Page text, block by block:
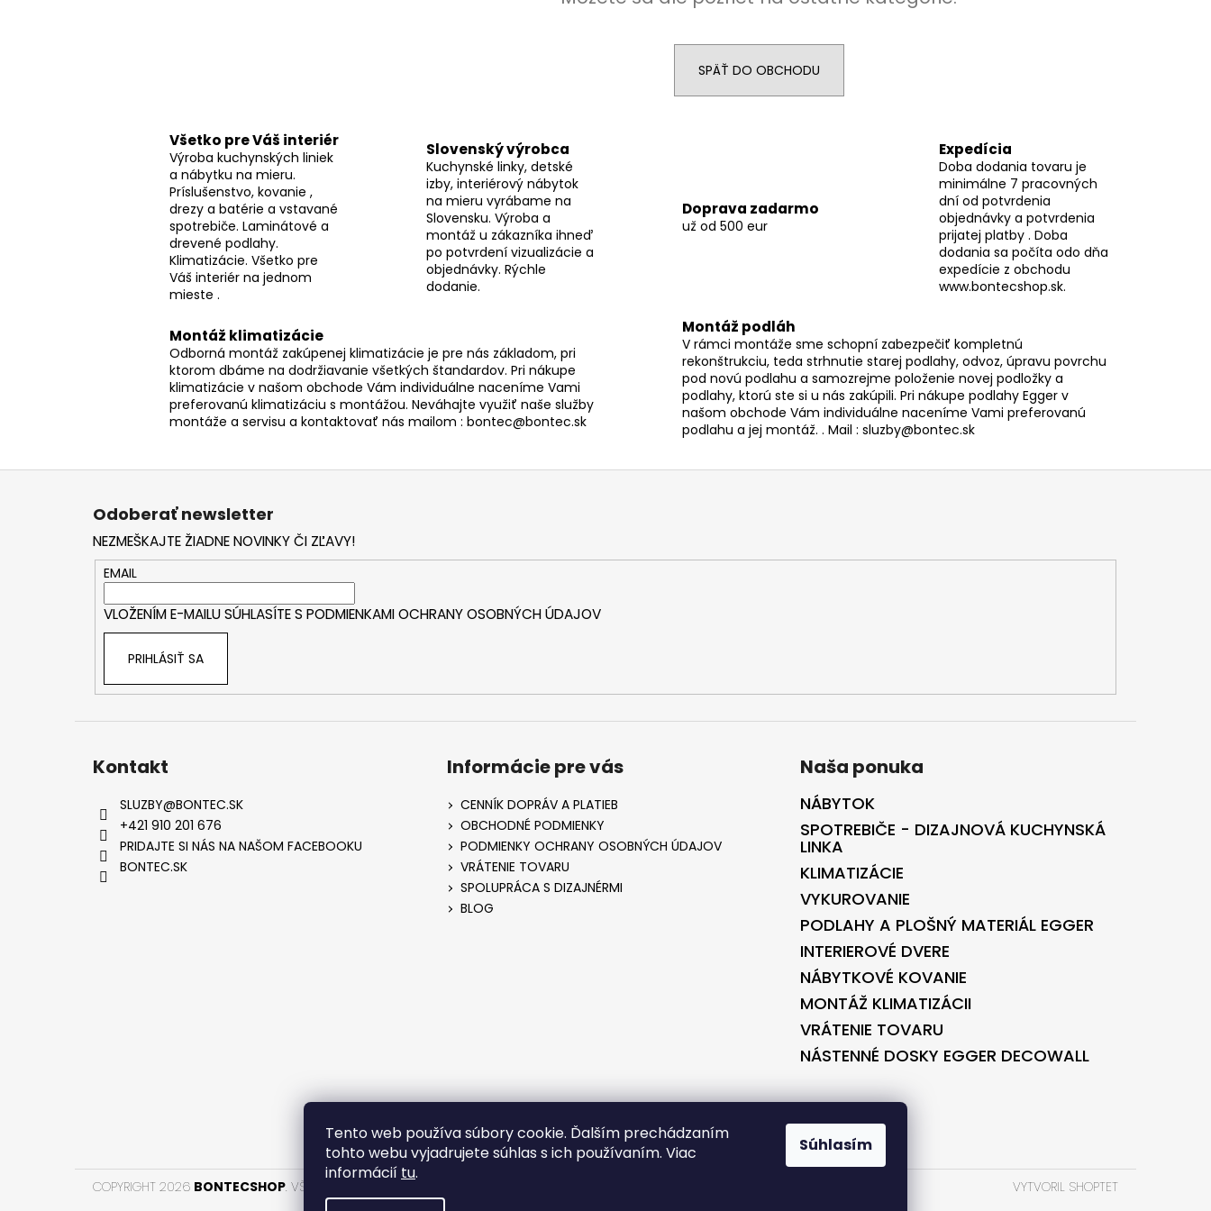
Tento web používa súbory cookie. Ďalším prechádzaním
tohto webu vyjadrujete súhlas s ich používaním. Viac
informácií tu.
Súhlasím
SPÄŤ DO OBCHODU
Všetko pre Váš interiér
Výroba kuchynských liniek
a nábytku na mieru.
Príslušenstvo, kovanie ,
drezy a batérie a vstavané
spotrebiče. Laminátové a
drevené podlahy.
Klimatizácie. Všetko pre
Váš interiér na jednom
mieste .
Slovenský výrobca
Kuchynské linky, detské
izby, interiérový nábytok
na mieru vyrábame na
Slovensku. Výroba a
montáž u zákazníka ihneď
po potvrdení vizualizácie a
objednávky. Rýchle
dodanie.
Doprava zadarmo
už od 500 eur
Expedícia
Doba dodania tovaru je
minimálne 7 pracovných
dní od potvrdenia
objednávky a potvrdenia
prijatej platby . Doba
dodania sa počíta odo dňa
expedície z obchodu
www.bontecshop.sk.
Montáž klimatizácie
Odborná montáž zakúpenej klimatizácie je pre nás základom, pri
ktorom dbáme na dodržiavanie všetkých štandardov. Pri nákupe
klimatizácie v našom obchode Vám individuálne naceníme Vami
preferovanú klimatizáciu s montážou. Neváhajte využiť naše služby
montáže a servisu a kontaktovať nás mailom : bontec@bontec.sk
Montáž podláh
V rámci montáže sme schopní zabezpečiť kompletnú
rekonštrukciu, teda strhnutie starej podlahy, odvoz, úpravu povrchu
pod novú podlahu a samozrejme položenie novej podložky a
podlahy, ktorú ste si u nás zakúpili. Pri nákupe podlahy Egger v
našom obchode Vám individuálne naceníme Vami preferovanú
podlahu a jej montáž. . Mail : sluzby@bontec.sk
Z
Odoberať newsletter
NEZMEŠKAJTE ŽIADNE NOVINKY ČI ZĽAVY!
EMAIL
VLOŽENÍM E-MAILU SÚHLASÍTE S PODMIENKAMI OCHRANY OSOBNÝCH ÚDAJOV
PRIHLÁSIŤ SA
Kontakt
SLUZBY@BONTEC.SK
+421 910 201 676
PRIDAJTE SI NÁS NA NAŠOM FACEBOOKU
BONTEC.SK
Informácie pre vás
CENNÍK DOPRÁV A PLATIEB
OBCHODNÉ PODMIENKY
PODMIENKY OCHRANY OSOBNÝCH ÚDAJOV
VRÁTENIE TOVARU
SPOLUPRÁCA S DIZAJNÉRMI
BLOG
Naša ponuka
NÁBYTOK
SPOTREBIČE - DIZAJNOVÁ KUCHYNSKÁ
LINKA
KLIMATIZÁCIE
VYKUROVANIE
PODLAHY A PLOŠNÝ MATERIÁL EGGER
INTERIEROVÉ DVERE
NÁBYTKOVÉ KOVANIE
MONTÁŽ KLIMATIZÁCII
VRÁTENIE TOVARU
NÁSTENNÉ DOSKY EGGER DECOWALL
VYTVORENÉ V SPOLUPRÁCI S KVALITNYESHOP.SK VYTVORENÉ V SPOLUPRÁCI S BONTEC.SK
VYTVORIL SHOPTET
COPYRIGHT 2026 BONTECSHOP. VŠETKY PRÁVA VYHRADENÉ.